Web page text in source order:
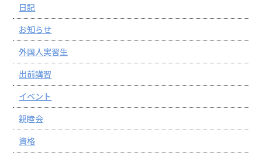
日記
お知らせ
外国人実習生
出前講習
イベント
親睦会
資格